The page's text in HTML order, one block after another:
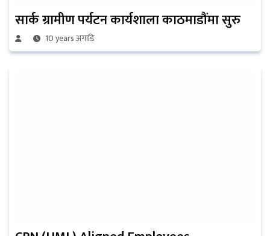
सार्क ग्रामीण पर्यटन कार्यशाला काठमाडौंमा सुरु
10 years अगाडि